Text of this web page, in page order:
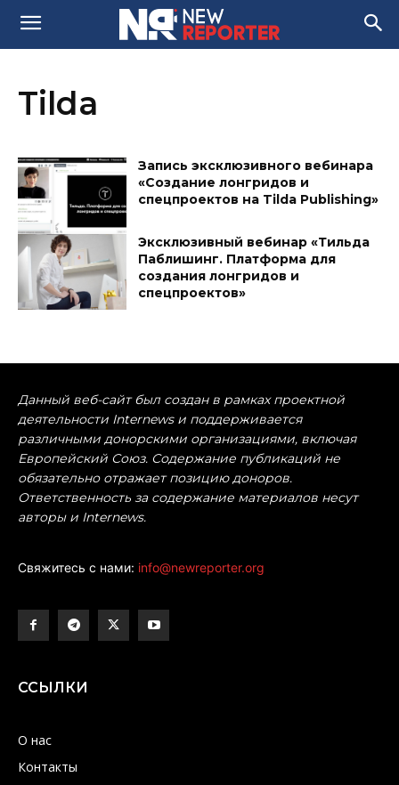
Tilda
Запись эксклюзивного вебинара
«Создание лонгридов и
спецпроектов на Tilda Publishing»
Эксклюзивный вебинар «Тильда
Паблишинг. Платформа для
создания лонгридов и
спецпроектов»
Данный веб-сайт был создан в рамках проектной
деятельности Internews и поддерживается
различными донорскими организациями, включая
Европейский Союз. Содержание публикаций не
обязательно отражает позицию доноров.
Ответственность за содержание материалов несут
авторы и Internews.
Свяжитесь с нами: info@newreporter.org
ССЫЛКИ
О нас
Контакты